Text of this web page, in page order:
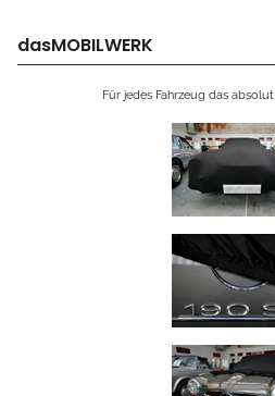
dasMOBILWERK
Für jedes Fahrzeug das